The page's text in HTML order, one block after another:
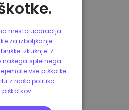
mesto uporablja
za izboljšanje
izkušnje. Z
našega spletnega
vse piškotke
z našo politiko
piškotkov.